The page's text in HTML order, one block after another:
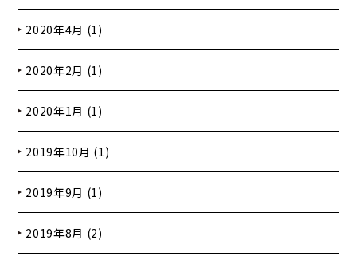
2020年4月 (1)
2020年2月 (1)
2020年1月 (1)
2019年10月 (1)
2019年9月 (1)
2019年8月 (2)